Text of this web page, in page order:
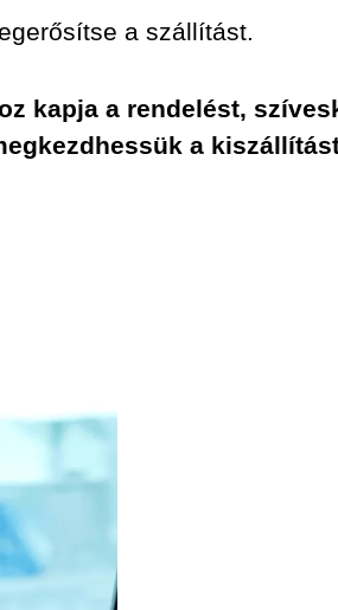
a szállítást.
kapja a rendelést,
a